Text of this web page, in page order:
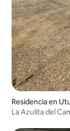
Residencia en
La Azulita del